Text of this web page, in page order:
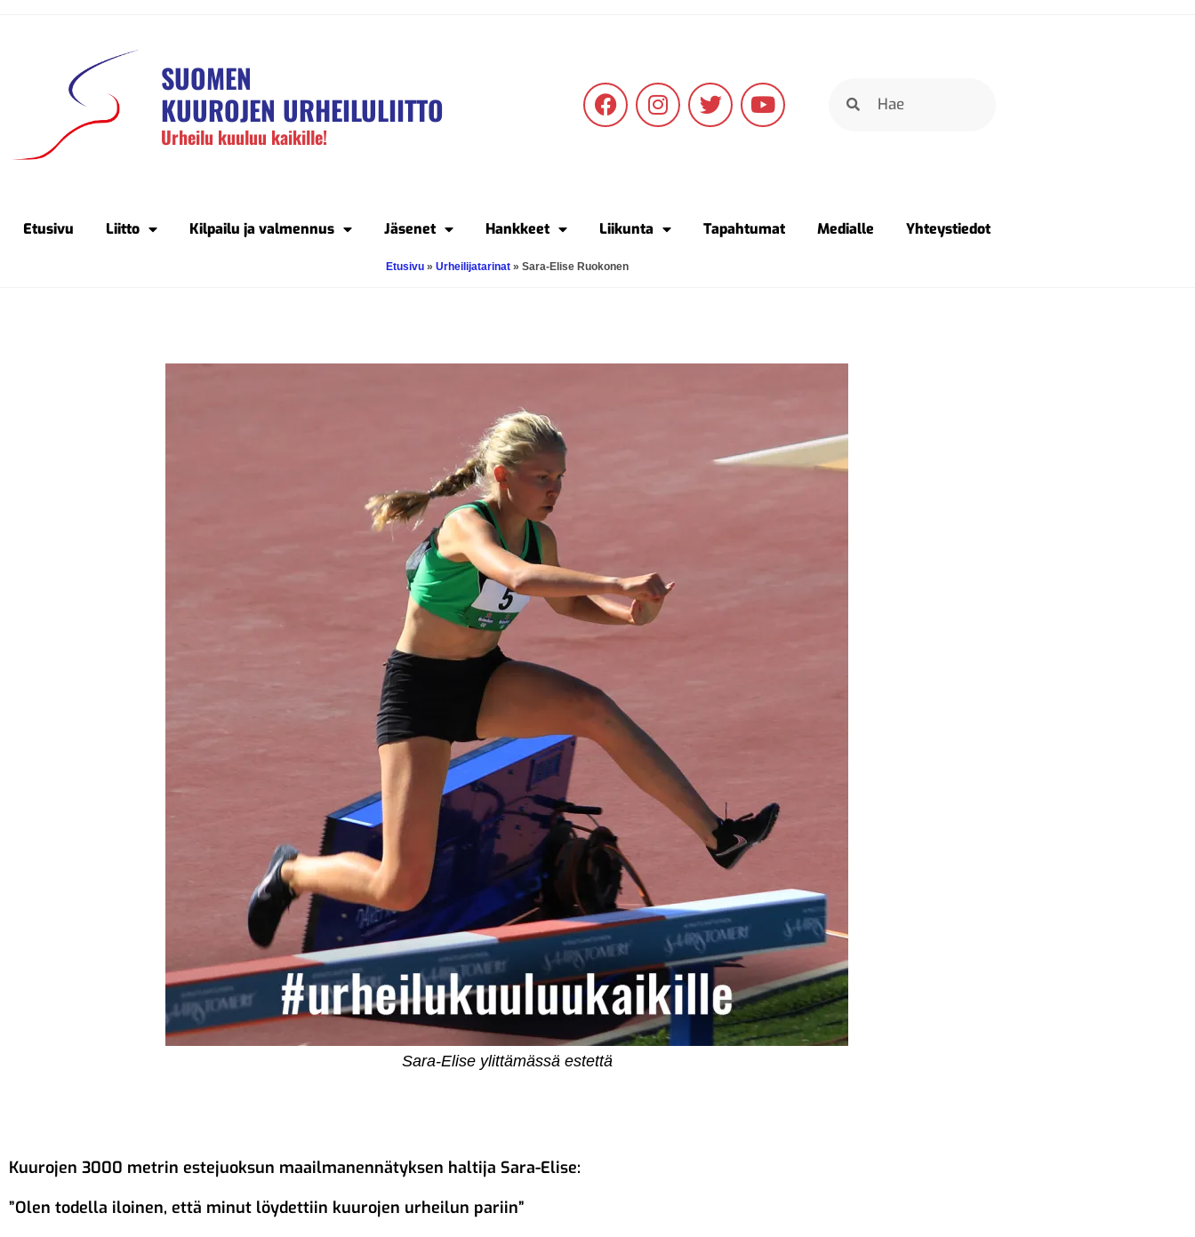
SUOMEN
KUUROJEN URHEILULIITTO
Urheilu kuuluu kaikille!
Etusivu Liitto Kilpailu ja valmennus Jäsenet Hankkeet Liikunta Tapahtumat Medialle Yhteystiedot
Etusivu» Urheilijatarinat» Sara-Elise Ruokonen
Sara-Elise ylittämässä estettä
Kuurojen 3000 metrin estejuoksun maailmanennätyksen haltija Sara-Elise:
”Olen todella iloinen, että minut löydettiin kuurojen urheilun pariin”